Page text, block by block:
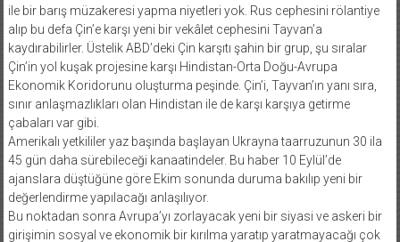
ile bir barış müzakeresi yapma niyetleri yok. Rus cephesini rölantiye
alıp bu defa Çin’e karşı yeni bir vekâlet cephesini Tayvan’a
kaydırabilirler. Üstelik ABD’deki Çin karşıtı şahin bir grup, şu sıralar
Çin’in yol kuşak projesine karşı Hindistan-Orta Doğu-Avrupa
Ekonomik Koridorunu oluşturma peşinde. Çin’i, Tayvan’ın yanı sıra,
sınır anlaşmazlıkları olan Hindistan ile de karşı karşıya getirme
çabaları var gibi.
Amerikalı yetkililer yaz başında başlayan Ukrayna taarruzunun 30 ila
45 gün daha sürebileceği kanaatindeler. Bu haber 10 Eylül’de
ajanslara düştüğüne göre Ekim sonunda duruma bakılıp yeni bir
değerlendirme yapılacağı anlaşılıyor.
Bu noktadan sonra Avrupa’yı zorlayacak yeni bir siyasi ve askeri bir
girişimin sosyal ve ekonomik bir kırılma yaratıp yaratmayacağı çok